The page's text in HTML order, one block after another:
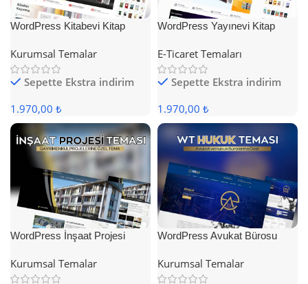
WordPress Kitabevi Kitap
Kurumsal Temalar
Sepette Ekstra indirim
1.970,00 ₺
WordPress Yayınevi Kitap
E-Ticaret Temaları
Sepette Ekstra indirim
1.970,00 ₺
WordPress İnşaat Projesi
Kurumsal Temalar
WordPress Avukat Bürosu
Kurumsal Temalar